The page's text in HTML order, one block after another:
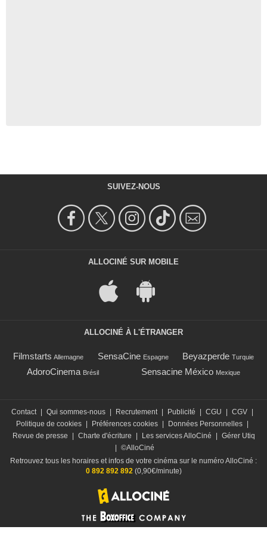
SUIVEZ-NOUS
ALLOCINÉ SUR MOBILE
ALLOCINÉ À L'ÉTRANGER
Filmstarts Allemagne SensaCine Espagne Beyazperde Turquie
AdoroCinema Brésil Sensacine México Mexique
Contact Qui sommes-nous Recrutement Publicité CGU CGV
Politique de cookies
Préférences cookies Données Personnelles
Revue de presse
Charte d'écriture Les services AlloCiné
Gérer Utiq
©AlloCiné
Retrouvez tous les horaires et infos de votre cinéma sur le numéro AlloCiné :
0 892 892 892(0,90€/minute)